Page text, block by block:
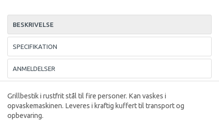
BESKRIVELSE
SPECIFIKATION
ANMELDELSER
Grillbestik i rustfrit stål til fire personer. Kan vaskes i
opvaskemaskinen. Leveres i kraftig kuffert til transport og
opbevaring.